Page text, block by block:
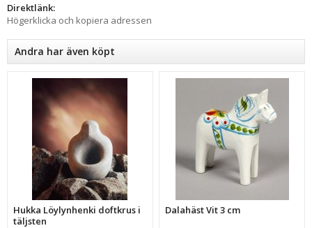
Direktlänk:
Högerklicka och kopiera adressen
Andra har även köpt
Hukka Löylynhenki doftkrus i
täljsten
Dalahäst Vit 3 cm